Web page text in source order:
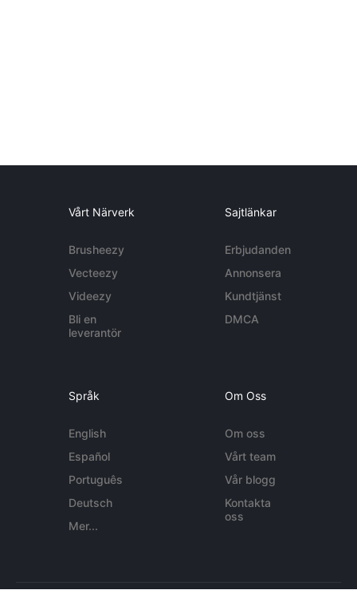
Vårt Närverk
Brusheezy
Vecteezy
Videezy
Bli en
leverantör
Sajtlänkar
Erbjudanden
Annonsera
Kundtjänst
DMCA
Språk
English
Español
Português
Deutsch
Mer...
Om Oss
Om oss
Vårt team
Vår blogg
Kontakta
oss